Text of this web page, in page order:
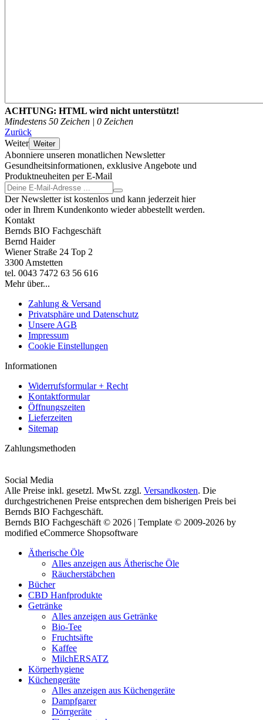
ACHTUNG: HTML wird nicht unterstützt!
Mindestens 50 Zeichen | 0 Zeichen
Zurück
Weiter Weiter
Abonniere unseren monatlichen Newsletter
Gesundheitsinformationen, exklusive Angebote und
Produktneuheiten per E-Mail
Der Newsletter ist kostenlos und kann jederzeit hier
oder in Ihrem Kundenkonto wieder abbestellt werden.
Kontakt
Bernds BIO Fachgeschäft
Bernd Haider
Wiener Straße 24 Top 2
3300 Amstetten
tel. 0043 7472 63 56 616
Mehr über...
Zahlung & Versand
Privatsphäre und Datenschutz
Unsere AGB
Impressum
Cookie Einstellungen
Informationen
Widerrufsformular + Recht
Kontaktformular
Öffnungszeiten
Lieferzeiten
Sitemap
Zahlungsmethoden
Social Media
Alle Preise inkl. gesetzl. MwSt. zzgl. Versandkosten. Die
durchgestrichenen Preise entsprechen dem bisherigen Preis bei
Bernds BIO Fachgeschäft.
Bernds BIO Fachgeschäft © 2026 | Template © 2009-2026 by
modified eCommerce Shopsoftware
Ätherische Öle
Alles anzeigen aus Ätherische Öle
Räucherstäbchen
Bücher
CBD Hanfprodukte
Getränke
Alles anzeigen aus Getränke
Bio-Tee
Fruchtsäfte
Kaffee
MilchERSATZ
Körperhygiene
Küchengeräte
Alles anzeigen aus Küchengeräte
Dampfgarer
Dörrgeräte